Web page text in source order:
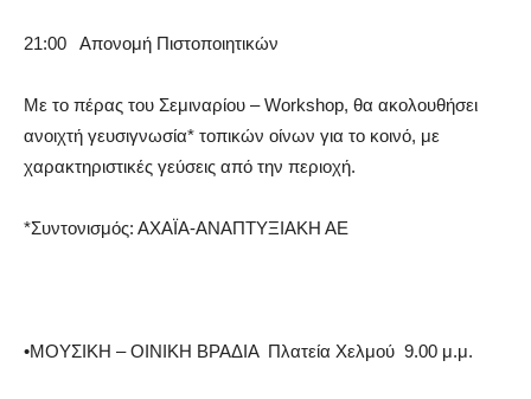
21:00 Απονομή Πιστοποιητικών
Με το πέρας του Σεμιναρίου – Workshop, θα ακολουθήσει
ανοιχτή γευσιγνωσία* τοπικών οίνων για το κοινό, με
χαρακτηριστικές γεύσεις από την περιοχή.
*Συντονισμός: ΑΧΑΪΑ-ΑΝΑΠΤΥΞΙΑΚΗ ΑΕ
•ΜΟΥΣΙΚΗ – ΟΙΝΙΚΗ ΒΡΑΔΙΑ Πλατεία Χελμού 9.00 μ.μ.